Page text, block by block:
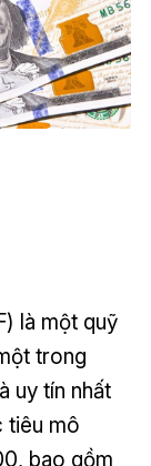
là một quỹ
trong
uy tín nhất
tiêu mô
bao gồm